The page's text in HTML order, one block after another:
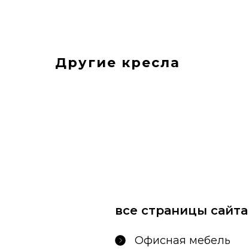
Другие кресла
все страницы сайта
Офисная мебель